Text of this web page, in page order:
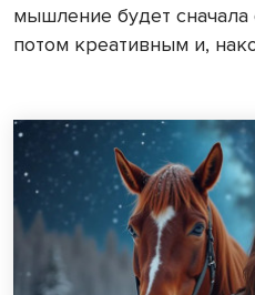
мышление будет
потом креативным и,